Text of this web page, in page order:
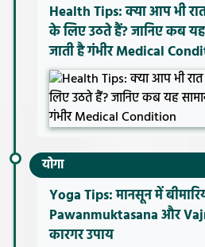
Health Tips: क्या आप भी
के लिए उठते हैं? जानिए कब
जाती है गंभीर Medical
योगा
Yoga Tips: मानसून में
Pawanmuktasana और
कारगर उपाय